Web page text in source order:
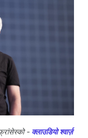
- क्लाउडियो श्वार्ज़